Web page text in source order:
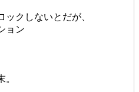
ックしないとだが、
ョン